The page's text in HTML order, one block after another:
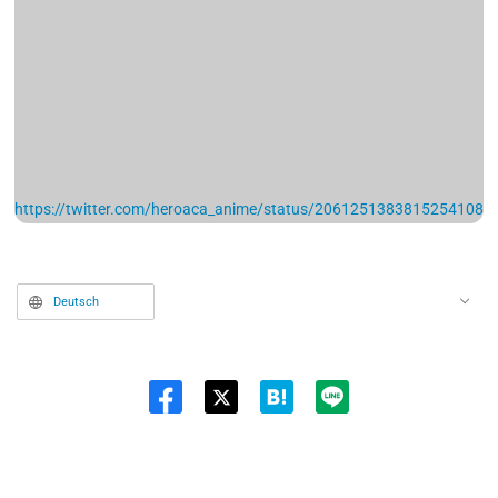
https://twitter.com/heroaca_anime/status/2061251383815254108
Deutsch